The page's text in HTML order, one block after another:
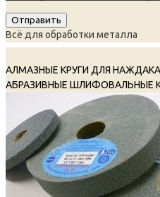
Всё для обработки металла
АЛМАЗНЫЕ КРУГИ ДЛЯ НАЖДАКА
АБРАЗИВНЫЕ ШЛИФОВАЛЬНЫЕ